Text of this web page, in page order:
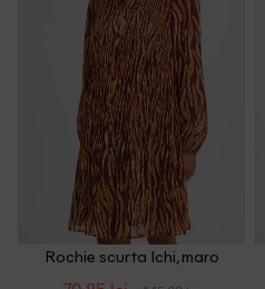
Rochie scurta Ichi, maro